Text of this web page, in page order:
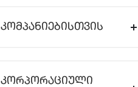
ᲙᲝᲛᲞᲐᲜᲘᲔᲑᲘᲡᲗᲕᲘᲡ
ᲙᲝᲠᲞᲝᲠᲐᲪᲘᲣᲚᲘ